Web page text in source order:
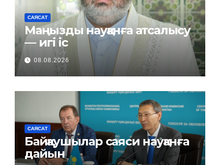
САЯСАТ
Маңызды науқанға атсалысу
— игі іс
08.08.2026
САЯСАТ
Байқаушылар саяси науқанға
дайын